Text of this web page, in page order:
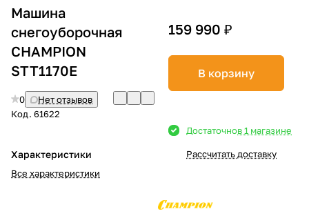
Машина
снегоуборочная
CHAMPION
STT1170E
0
Нет отзывов
Код. 61622
Характеристики
Все характеристики
159 990 ₽
В корзину
Достаточнов 1 магазине
Рассчитать доставку
График платежей
Сегодня
25%
% картой любого банка